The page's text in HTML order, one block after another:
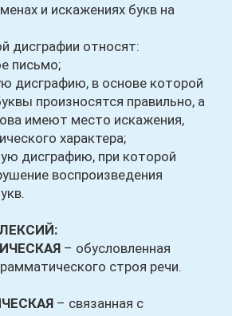
и искажениях букв на
относят:
письмо;
в основе которой
произносятся правильно, а
имеют место искажения,
характера;
дисграфию, при которой
воспроизведения
– обусловленная
строя речи.
– связанная с